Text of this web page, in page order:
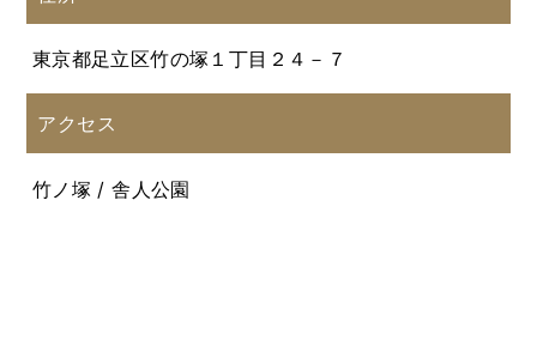
東京都足立区竹の塚１丁目２４－７
アクセス
竹ノ塚 / 舎人公園